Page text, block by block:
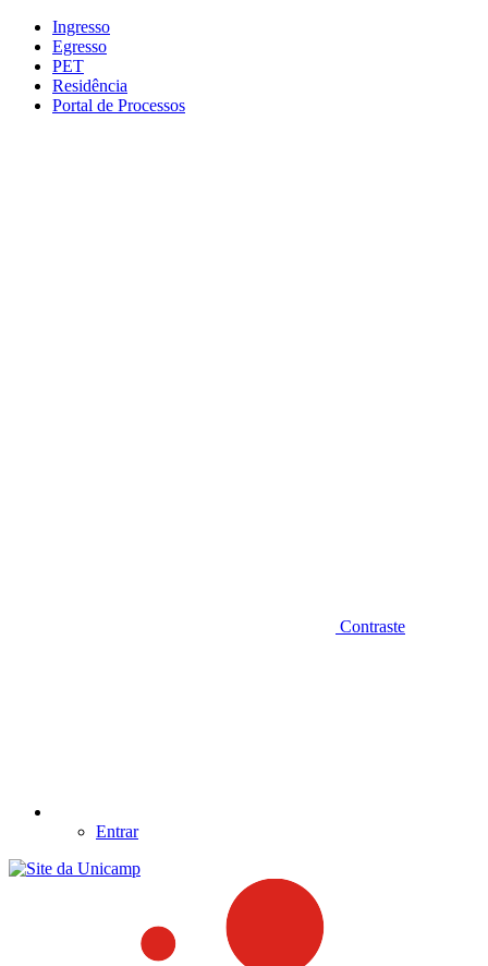
Conteúdo principal
Ingresso
Egresso
PET
Residência
Portal de Processos
Contraste
Entrar